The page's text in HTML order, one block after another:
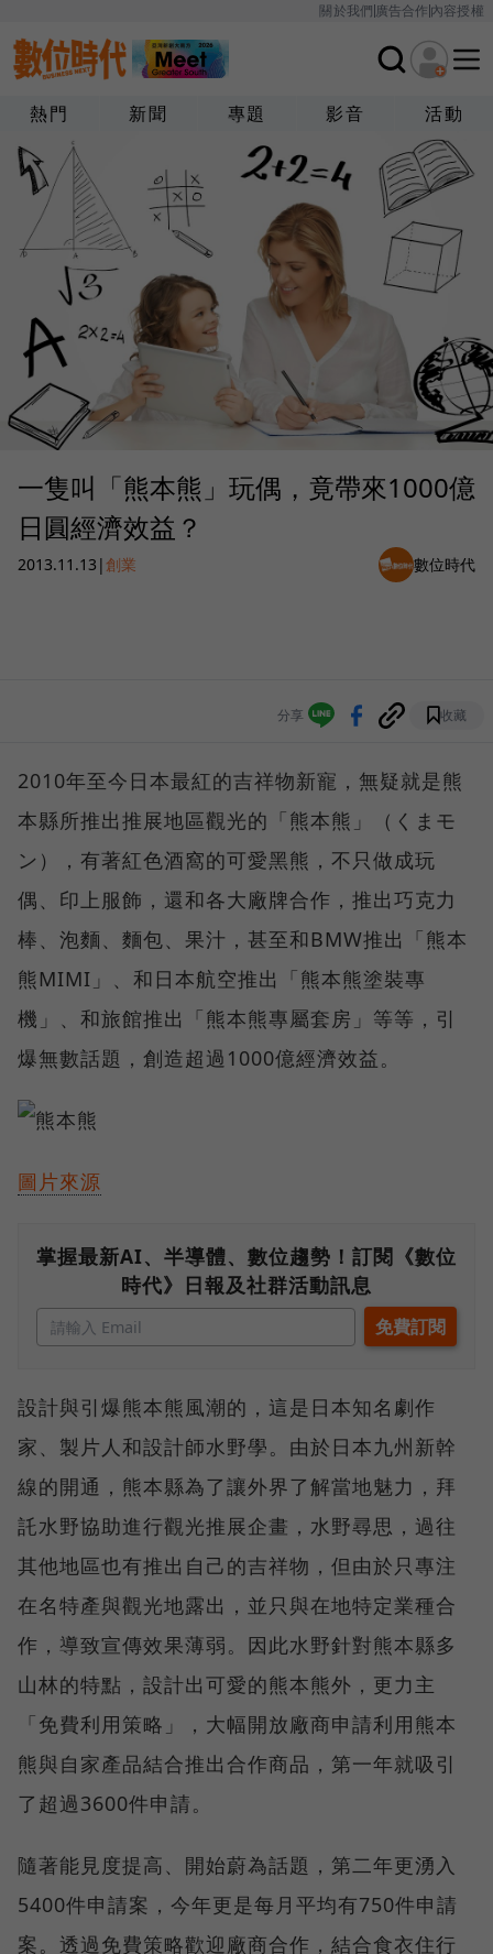
關於我們廣告合作內容授權
熱門 新聞 專題 影音 活動
一隻叫「熊本熊」玩偶，竟帶來1000億
日圓經濟效益？
2013.11.13 |創業 數位時代
分享 收藏
2010年至今日本最紅的吉祥物新寵，無疑就是熊
本縣所推出推展地區觀光的「熊本熊」（くまモ
ン），有著紅色酒窩的可愛黑熊，不只做成玩
偶、印上服飾，還和各大廠牌合作，推出巧克力
棒、泡麵、麵包、果汁，甚至和BMW推出「熊本
熊MIMI」、和日本航空推出「熊本熊塗裝專
機」、和旅館推出「熊本熊專屬套房」等等，引
爆無數話題，創造超過1000億經濟效益。
圖片來源
掌握最新AI、半導體、數位趨勢！訂閱《數位
時代》日報及社群活動訊息
設計與引爆熊本熊風潮的，這是日本知名劇作
家、製片人和設計師水野學。由於日本九州新幹
線的開通，熊本縣為了讓外界了解當地魅力，拜
託水野協助進行觀光推展企畫，水野尋思，過往
其他地區也有推出自己的吉祥物，但由於只專注
在名特產與觀光地露出，並只與在地特定業種合
作，導致宣傳效果薄弱。因此水野針對熊本縣多
山林的特點，設計出可愛的熊本熊外，更力主
「免費利用策略」，大幅開放廠商申請利用熊本
熊與自家產品結合推出合作商品，第一年就吸引
了超過3600件申請。
隨著能見度提高、開始蔚為話題，第二年更湧入
5400件申請案，今年更是每月平均有750件申請
案。透過免費策略歡迎廠商合作，結合食衣住行